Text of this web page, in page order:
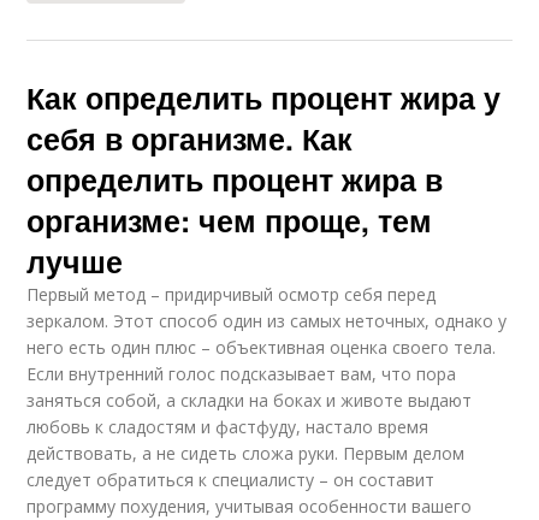
Как определить процент жира у
себя в организме. Как
определить процент жира в
организме: чем проще, тем
лучше
Первый метод – придирчивый осмотр себя перед
зеркалом. Этот способ один из самых неточных, однако у
него есть один плюс – объективная оценка своего тела.
Если внутренний голос подсказывает вам, что пора
заняться собой, а складки на боках и животе выдают
любовь к сладостям и фастфуду, настало время
действовать, а не сидеть сложа руки. Первым делом
следует обратиться к специалисту – он составит
программу похудения, учитывая особенности вашего